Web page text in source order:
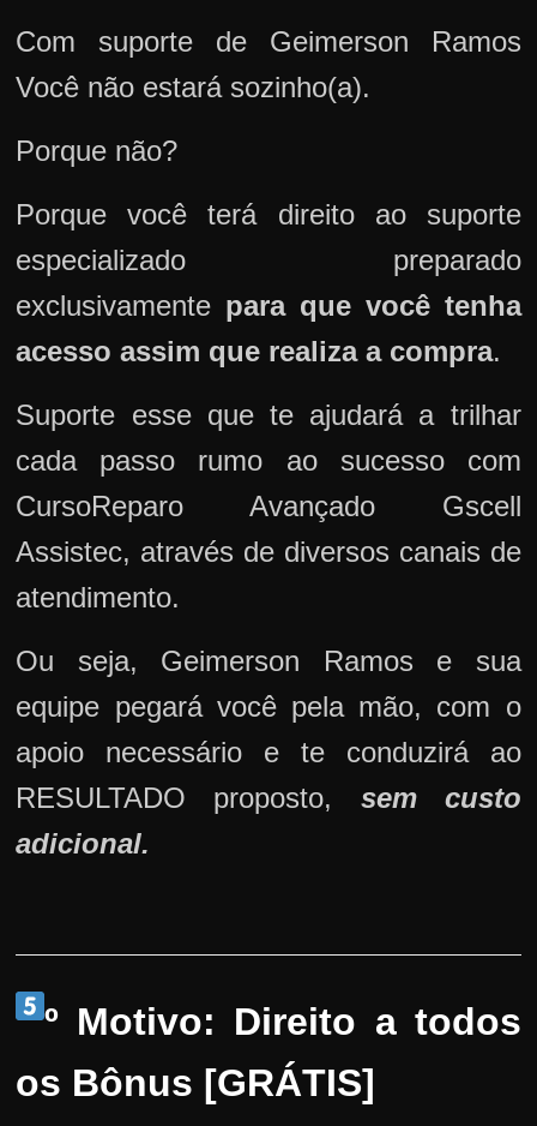
Com suporte de Geimerson Ramos
Você não estará sozinho(a).
Porque não?
Porque você terá direito ao suporte
especializado preparado
exclusivamente para que você tenha
acesso assim que realiza a compra.
Suporte esse que te ajudará a trilhar
cada passo rumo ao sucesso com
CursoReparo Avançado Gscell
Assistec, através de diversos canais de
atendimento.
Ou seja, Geimerson Ramos e sua
equipe pegará você pela mão, com o
apoio necessário e te conduzirá ao
RESULTADO proposto, sem custo
adicional.
º Motivo: Direito a todos
os Bônus [GRÁTIS]